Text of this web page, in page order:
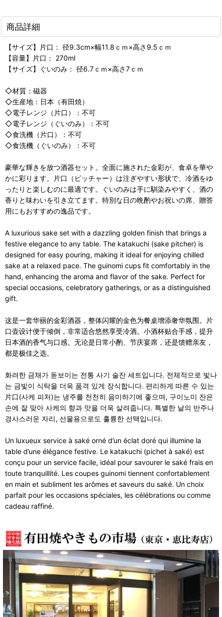
商品詳細
【サイズ】片口： 径9.3cm×幅11.8ｃｍ×高さ9.5ｃｍ
【容量】片口： 270ml
【サイズ】ぐいのみ： 径6.7ｃｍ×高さ7ｃｍ
◇材質：磁器
◇生産地：日本（有田焼）
◇電子レンジ（片口）：不可
◇電子レンジ（ぐいのみ）：不可
◇食洗機（片口）：不可
◇食洗機（ぐいのみ）：不可
豪華な輝きを放つ酒器セット。全面に施された金彩が、食卓を華や
かに彩ります。片口（ピッチャー）は注ぎやすい形状で、冷酒をゆ
ったりと楽しむのに最適です。ぐいのみは手に馴染みやすく、酒の
香りと味わいを引き立てます。特別な日の晩酌やお祝いの席、贈答
用にもおすすめの逸品です。
A luxurious sake set with a dazzling golden finish that brings a
festive elegance to any table. The katakuchi (sake pitcher) is
designed for easy pouring, making it ideal for enjoying chilled
sake at a relaxed pace. The guinomi cups fit comfortably in the
hand, enhancing the aroma and flavor of the sake. Perfect for
special occasions, celebratory gatherings, or as a distinguished
gift.
这是一套华丽的金彩酒器，整体闪耀的金色为餐桌增添奢华氛围。片
口壶设计便于倾倒，非常适合悠然享受冷酒。小酒杯贴合手感，提升
日本酒的香气与口感。无论是日常小酌、节庆宴席，还是馈赠亲友，
都是极佳之选。
화려한 금채가 돋보이는 전통 사기 술잔 세트입니다. 전체적으로 빛나
는 금빛이 식탁을 더욱 품격 있게 장식합니다. 편리하게 따른 수 있는
片口(사케 피처)는 냉주를 천천히 음미하기에 좋으며, 구이노미 잔은
손에 잘 맞아 사케의 향과 맛을 더욱 살려줍니다. 특별한 날의 반주나
경사스러운 자리, 선물용으로도 훌륭한 선택입니다.
Un luxueux service à saké orné d’un éclat doré qui illumine la
table d’une élégance festive. Le katakuchi (pichet à saké) est
conçu pour un service facile, idéal pour savourer le saké frais en
toute tranquillité. Les coupes guinomi tiennent confortablement
en main et subliment les arômes et saveurs du saké. Un choix
parfait pour les occasions spéciales, les célébrations ou comme
cadeau raffiné.